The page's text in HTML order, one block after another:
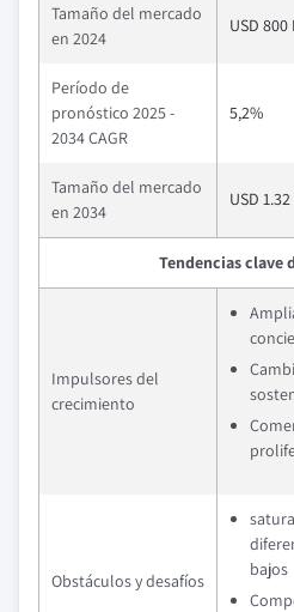
Tamaño del mercado
en 2024
USD
Período de
pronóstico 2025 -
2034 CAGR
5,2%
Tamaño del mercado
en 2034
USD
Tendencias clave
Impulsores del
crecimiento
Obstáculos y desafíos
bajos